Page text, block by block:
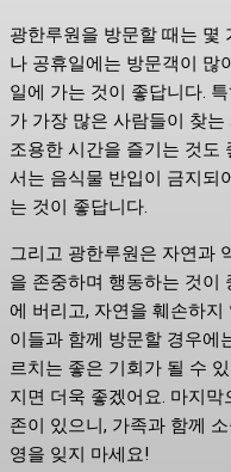
광한루원을 방문할 때는 몇
나 공휴일에는 방문객이 많
일에 가는 것이 좋답니다.
가 가장 많은 사람들이 찾
조용한 시간을 즐기는 것도
서는 음식물 반입이 금지되
는 것이 좋답니다.
그리고 광한루원은 자연과
을 존중하며 행동하는 것이
에 버리고, 자연을 훼손하
이들과 함께 방문할 경우에
르치는 좋은 기회가 될 수
지면 더욱 좋겠어요. 마지
존이 있으니, 가족과 함께
영을 잊지 마세요!